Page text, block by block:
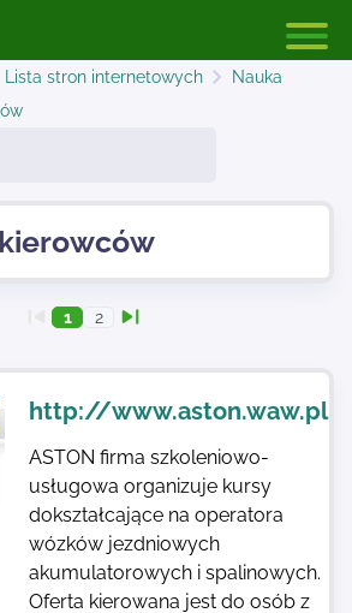
Lista stron internetowych
Nauka
1 2
http://www.aston.waw.pl
ASTON firma szkoleniowo-
usługowa organizuje kursy
dokształcające na operatora
wózków jezdniowych
akumulatorowych i spalinowych.
Oferta kierowana jest do osób z